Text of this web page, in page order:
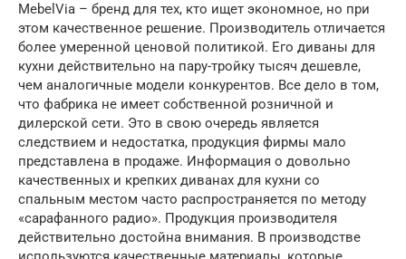
MebelVia – бренд для тех, кто ищет экономное, но при
этом качественное решение. Производитель отличается
более умеренной ценовой политикой. Его диваны для
кухни действительно на пару-тройку тысяч дешевле,
чем аналогичные модели конкурентов. Все дело в том,
что фабрика не имеет собственной розничной и
дилерской сети. Это в свою очередь является
следствием и недостатка, продукция фирмы мало
представлена в продаже. Информация о довольно
качественных и крепких диванах для кухни со
спальным местом часто распространяется по методу
«сарафанного радио». Продукция производителя
действительно достойна внимания. В производстве